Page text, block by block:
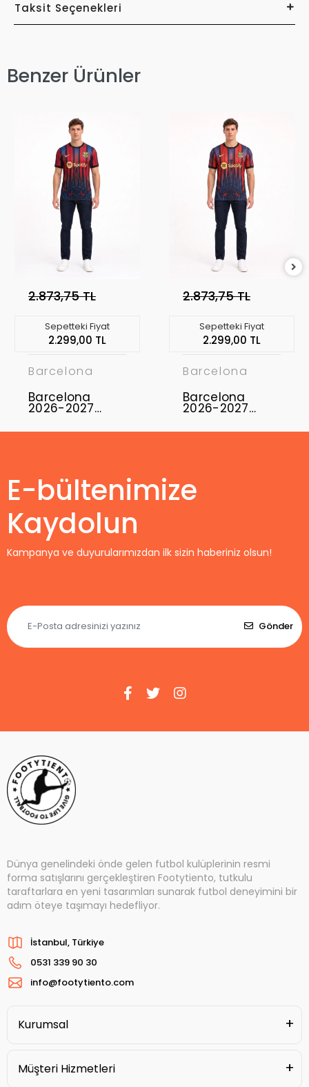
Taksit Seçenekleri
Benzer Ürünler
2.873,75 TL
Sepetteki Fiyat
2.299,00 TL
Barcelona
Barcelona
2026-2027
Concept
2.873,75 TL
Sepetteki Fiyat
2.299,00 TL
Barcelona
Barcelona
2026-2027
Concept
E-bültenimize
Kaydolun
Kampanya ve duyurularımızdan ilk sizin haberiniz olsun!
Gönder
Dünya genelindeki önde gelen futbol kulüplerinin resmi
forma satışlarını gerçekleştiren Footytiento, tutkulu
taraftarlara en yeni tasarımları sunarak futbol deneyimini bir
adım öteye taşımayı hedefliyor.
İstanbul, Türkiye
0531 339 90 30
info@footytiento.com
Kurumsal
Müşteri Hizmetleri